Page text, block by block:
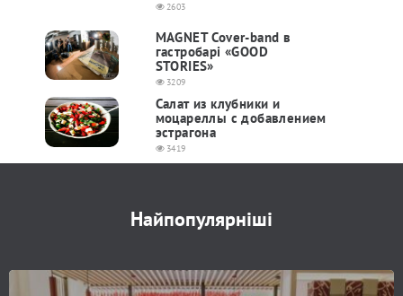
2603
MAGNET Cover-band в
гастробарі «GOOD
STORIES»
3209
Салат из клубники и
моцареллы с добавлением
эстрагона
3419
Найпопулярніші